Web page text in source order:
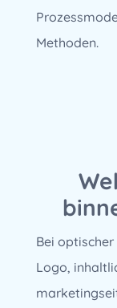
Methoden.
Bei
Logo,